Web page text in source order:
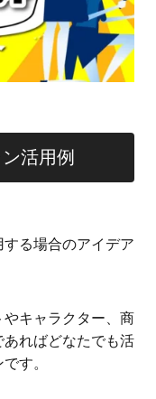
活用例
る場合のアイデア
キャラクター、商
ればどなたでも活
す。